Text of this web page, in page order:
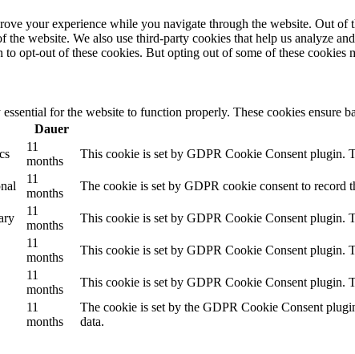
your experience while you navigate through the website. Out of
website. We also use third-party cookies that help us analyze
to opt-out of these cookies. But opting out of some of these cookies
for the website to function properly. These cookies ensure
Dauer
11
months
This cookie is set by GDPR Cookie Consent plugin.
11
months
The cookie is set by GDPR cookie consent to record
11
months
This cookie is set by GDPR Cookie Consent plugin.
11
months
This cookie is set by GDPR Cookie Consent plugin.
11
months
This cookie is set by GDPR Cookie Consent plugin.
11
months
The cookie is set by the GDPR Cookie Consent
data.